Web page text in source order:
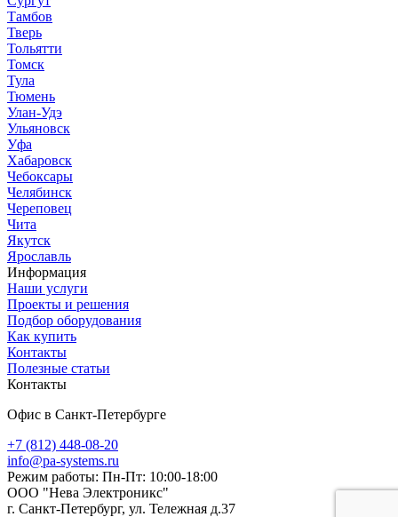
Тамбов
Тверь
Тольятти
Томск
Тула
Тюмень
Улан-Удэ
Ульяновск
Уфа
Хабаровск
Чебоксары
Челябинск
Череповец
Чита
Якутск
Ярославль
Информация
Наши услуги
Проекты и решения
Подбор оборудования
Как купить
Контакты
Полезные статьи
Контакты
Офис в Санкт-Петербурге
+7 (812) 448-08-20
info@pa-systems.ru
Режим работы: Пн-Пт: 10:00-18:00
ООО "Нева Электроникс"
г. Санкт-Петербург, ул. Тележная д.37